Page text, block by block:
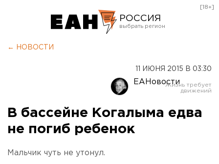
РОССИЯ
Оренбург
[18+]
← НОВОСТИ
11 ИЮНЯ 2015 В 03:30
ЕАНовости
В бассейне Когалыма едва
не погиб ребенок
Мальчик чуть не утонул.